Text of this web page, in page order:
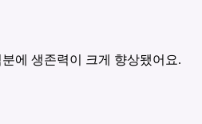
에 생존력이 크게 향상됐어요.